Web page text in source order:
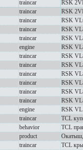
traincar
RSK
traincar
RSK
traincar
RSK
traincar
RSK
traincar
RSK
engine
RSK
traincar
RSK
traincar
RSK
traincar
RSK
traincar
RSK
traincar
RSK
traincar
RSK
engine
RSK
traincar
TCL
behavior
TCL
product
Окатыш,
traincar
TCL